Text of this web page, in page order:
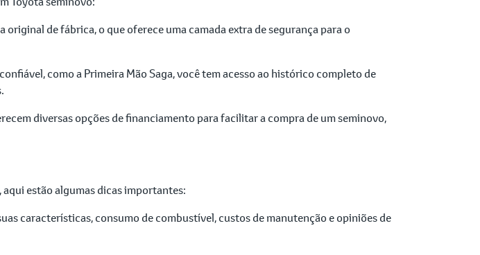
de fábrica, o que oferece uma camada extra de segurança para o
como a Primeira Mão Saga, você tem acesso ao histórico completo de
diversas opções de financiamento para facilitar a compra de um seminovo,
estão algumas dicas importantes:
características, consumo de combustível, custos de manutenção e opiniões de